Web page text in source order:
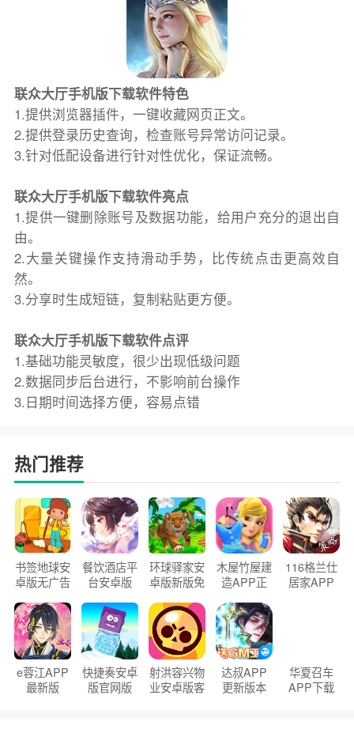
联众大厅手机版下载软件特色
1.提供浏览器插件，一键收藏网页正文。
2.提供登录历史查询，检查账号异常访问记录。
3.针对低配设备进行针对性优化，保证流畅。
联众大厅手机版下载软件亮点
1.提供一键删除账号及数据功能，给用户充分的退出自
由。
2.大量关键操作支持滑动手势，比传统点击更高效自
然。
3.分享时生成短链，复制粘贴更方便。
联众大厅手机版下载软件点评
1.基础功能灵敏度，很少出现低级问题
2.数据同步后台进行，不影响前台操作
3.日期时间选择方便，容易点错
热门推荐
书签地球安
卓版无广告
餐饮酒店平
台安卓版
环球驿家安
卓版新版免
木屋竹屋建
造APP正
116格兰仕
居家APP
e蓉江APP
最新版
快捷奏安卓
版官网版
射洪容兴物
业安卓版客
达叔APP
更新版本
华夏召车
APP下载